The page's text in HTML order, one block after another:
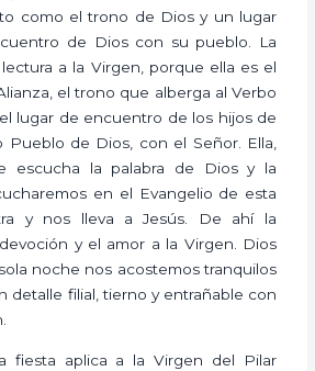
como el trono de Dios y un lugar
de Dios con su pueblo. La
a la Virgen, porque ella es el
el trono que alberga al Verbo
lugar de encuentro de los hijos de
Pueblo de Dios, con el Señor. Ella,
escucha la palabra de Dios y la
en el Evangelio de esta
y nos lleva a Jesús. De ahí la
y el amor a la Virgen. Dios
noche nos acostemos tranquilos
detalle filial, tierno y entrañable con
fiesta aplica a la Virgen del Pilar